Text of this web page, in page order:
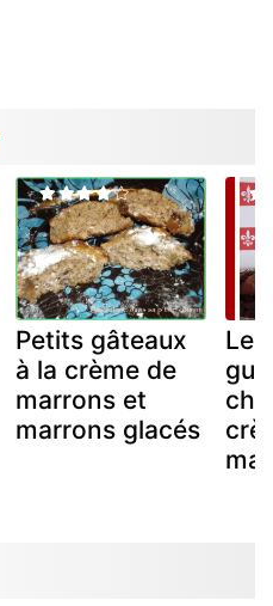
Petits gâteaux
à la crème de
marrons et
marrons glacés
Le